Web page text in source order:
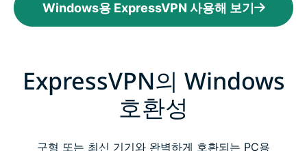
Windows용 ExpressVPN 사용해 보기
ExpressVPN의 Windows
호환성
구형 또는 최신 기기와 완벽하게 호환되는 PC용